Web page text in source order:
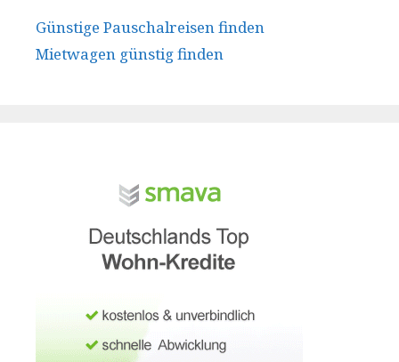
Günstige Pauschalreisen finden
Mietwagen günstig finden